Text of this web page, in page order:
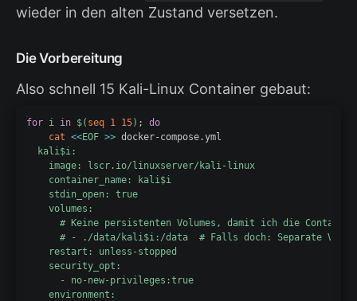
wieder in den alten Zustand versetzen.
Die Vorbereitung
Also schnell 15 Kali-Linux Container gebaut:
for i in $( seq 1 15) ;
do
cat <<EOF >> docker-compose.yml
  kali
$i :
    image: lscr.io/linuxserver/kali-linux
    container_name: kali
$i
    stdin_open: true
    volumes:
# Keine persistenten Volumes, damit ich die
      # - ./data/kali
$i :/data  # Falls doch: Separate
    restart: unless-stopped
    security_opt:
      - no-new-privileges:true
    environment: